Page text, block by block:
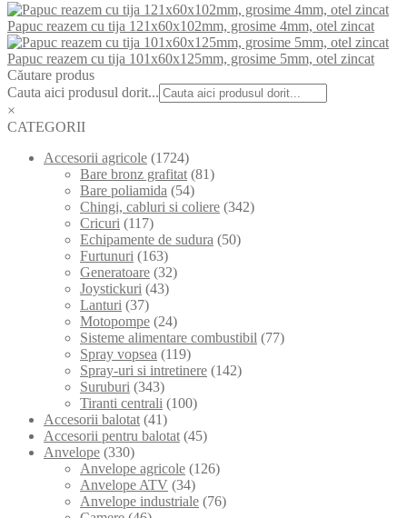
Papuc reazem cu tija 121x60x102mm, grosime 4mm, otel zincat
Papuc reazem cu tija 101x60x125mm, grosime 5mm, otel zincat
Căutare produs
Cauta aici produsul dorit...
×
CATEGORII
Accesorii agricole (1724)
Bare bronz grafitat (81)
Bare poliamida (54)
Chingi, cabluri si coliere (342)
Cricuri (117)
Echipamente de sudura (50)
Furtunuri (163)
Generatoare (32)
Joystickuri (43)
Lanturi (37)
Motopompe (24)
Sisteme alimentare combustibil (77)
Spray vopsea (119)
Spray-uri si intretinere (142)
Suruburi (343)
Tiranti centrali (100)
Accesorii balotat (41)
Accesorii pentru balotat (45)
Anvelope (330)
Anvelope agricole (126)
Anvelope ATV (34)
Anvelope industriale (76)